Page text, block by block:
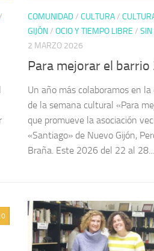
COMUNIDAD/ CULTURA/
GIJÓN/ OCIO Y TIEMPO LIBRE / SIN
2 MARZO 2026
Para mejorar el barrio
Un año más colaboramos en la
de la semana cultural «Para
que promueve la asociación
«Santiago» de Nuevo Gijón,
Braña. Este 2026 del 22 al 28...
0